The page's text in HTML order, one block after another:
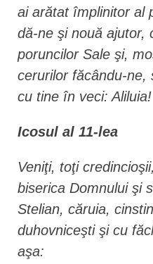
ai arătat împlinitor al
dă-ne şi nouă ajutor,
poruncilor Sale şi,
cerurilor făcându-
cu tine în veci: Aliluia!
Icosul al 11-lea
Veniţi, toţi
biserica Domnului şi
Stelian, căruia,
duhovniceşti şi cu
aşa: